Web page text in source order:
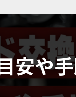
安や